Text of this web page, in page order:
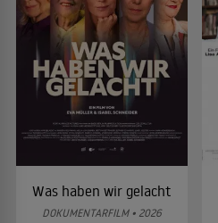
Was haben wir gelacht
DOKUMENTARFILM • 2026